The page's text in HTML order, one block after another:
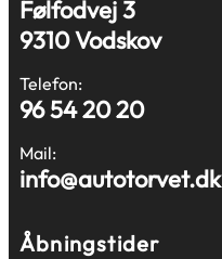
Følfodvej 3
9310 Vodskov
Telefon:
96 54 20 20
Mail:
info@autotorvet.dk
Åbningstider